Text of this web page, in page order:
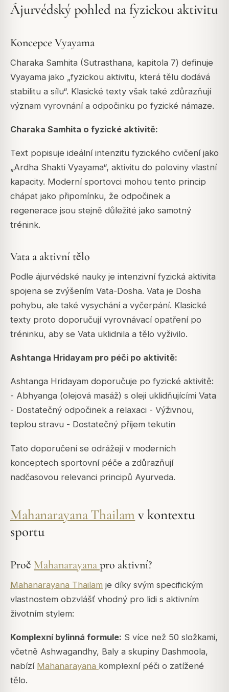
Ájurvédský pohled na fyzickou aktivitu
Koncepce Vyayama
Charaka Samhita (Sutrasthana, kapitola 7) definuje
Vyayama jako „fyzickou aktivitu, která tělu dodává
stabilitu a sílu“. Klasické texty však také zdůrazňují
význam vyrovnání a odpočinku po fyzické námaze.
Charaka Samhita o fyzické aktivitě:
Text popisuje ideální intenzitu fyzického cvičení jako
„Ardha Shakti Vyayama“, aktivitu do poloviny vlastní
kapacity. Moderní sportovci mohou tento princip
chápat jako připomínku, že odpočinek a
regenerace jsou stejně důležité jako samotný
trénink.
Vata a aktivní tělo
Podle ájurvédské nauky je intenzivní fyzická aktivita
spojena se zvýšením Vata-Dosha. Vata je Dosha
pohybu, ale také vysychání a vyčerpání. Klasické
texty proto doporučují vyrovnávací opatření po
tréninku, aby se Vata uklidnila a tělo vyživilo.
Ashtanga Hridayam pro péči po aktivitě:
Ashtanga Hridayam doporučuje po fyzické aktivitě:
- Abhyanga (olejová masáž) s oleji uklidňujícími Vata
- Dostatečný odpočinek a relaxaci - Výživnou,
teplou stravu - Dostatečný příjem tekutin
Tato doporučení se odrážejí v moderních
konceptech sportovní péče a zdůrazňují
nadčasovou relevanci principů Ayurveda.
Mahanarayana Thailam v kontextu
sportu
Proč Mahanarayanapro aktivní?
Mahanarayana Thailam je díky svým specifickým
vlastnostem obzvlášť vhodný pro lidi s aktivním
životním stylem:
Komplexní bylinná formule: S více než 50 složkami,
včetně Ashwagandhy, Baly a skupiny Dashmoola,
nabízí Mahanarayana komplexní péči o zatížené
tělo.